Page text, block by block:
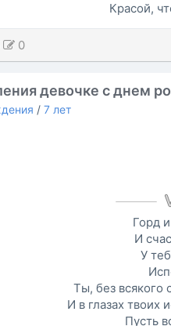
Красой,
0
девочке с днем
/ 7 лет
Горд
И
У
Ты, без всякого
И в глазах твоих
Пусть